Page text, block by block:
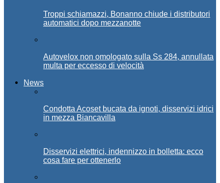
Troppi schiamazzi, Bonanno chiude i distributori
automatici dopo mezzanotte
Autovelox non omologato sulla Ss 284, annullata
multa per eccesso di velocità
News
Condotta Acoset bucata da ignoti, disservizi idrici
in mezza Biancavilla
Disservizi elettrici, indennizzo in bolletta: ecco
cosa fare per ottenerlo